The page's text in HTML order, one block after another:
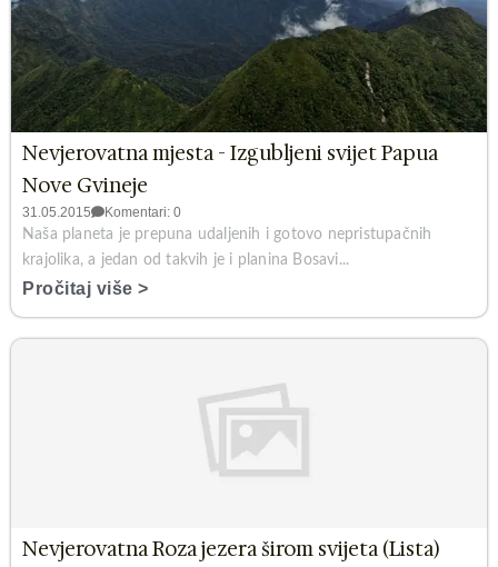
Nevjerovatna mjesta - Izgubljeni svijet Papua
Nove Gvineje
31.05.2015
Komentari: 0
Naša planeta je prepuna udaljenih i gotovo nepristupačnih
krajolika, a jedan od takvih je i planina Bosavi...
Pročitaj više >
Nevjerovatna Roza jezera širom svijeta (Lista)